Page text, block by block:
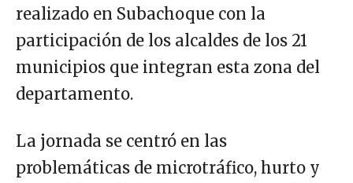
realizado en Subachoque con la
participación de los alcaldes de los 21
municipios que integran esta zona del
departamento.
La jornada se centró en las
problemáticas de microtráfico, hurto y